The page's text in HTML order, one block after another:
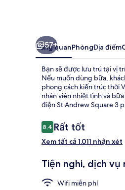
57+
Tổng quanPhòngĐịa điểm
Bạn sẽ được lưu trú tại vị
Nếu muốn dùng bữa,
phong cách kiến trúc thời
nhân viên nhiệt tình và
điện St Andrew Square 3
Nhận
xét
8,48,4 trên 10,
Rất tốt
Xem tất cả 1.011 nhận xét
Tiện nghi, dịch vụ
Wifi miễn phí